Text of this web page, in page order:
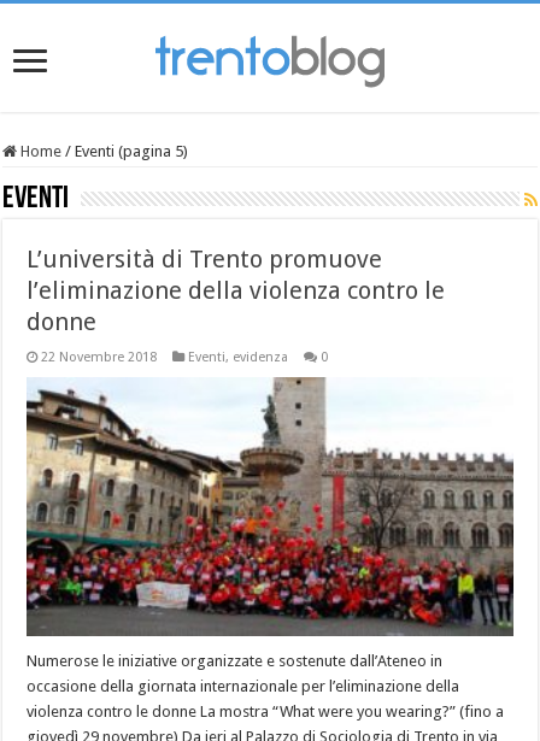
Home / Eventi (pagina 5)
Eventi
L’università di Trento promuove
l’eliminazione della violenza contro le
donne
22 Novembre 2018 Eventi, evidenza 0
Numerose le iniziative organizzate e sostenute dall’Ateneo in
occasione della giornata internazionale per l’eliminazione della
violenza contro le donne La mostra “What were you wearing?” (fino a
giovedì 29 novembre) Da ieri al Palazzo di Sociologia di Trento in via